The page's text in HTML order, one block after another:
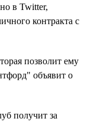
в Twitter,
контракта с
позволит ему
объявит о
получит за